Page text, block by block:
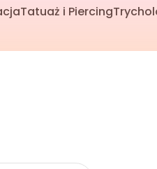
Tatuaż i Piercing